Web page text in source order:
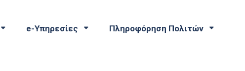
e-Υπηρεσίες Πληροφόρηση Πολιτών